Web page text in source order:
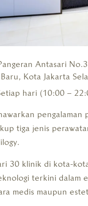
Antasari
Kota Jakarta
hari (10:00 –
tiga jenis
30 klinik di kota-
terkini dalam
medis maupun